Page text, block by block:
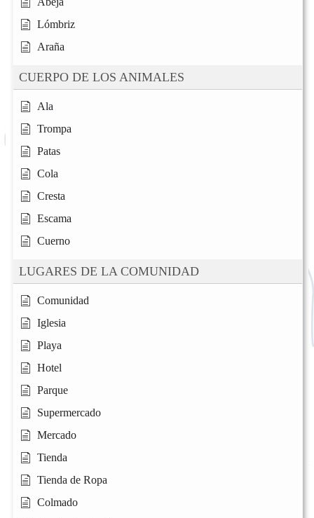
Lómbriz
Araña
CUERPO DE LOS ANIMALES
Ala
Trompa
Patas
Cola
Cresta
Escama
Cuerno
LUGARES DE LA COMUNIDAD
Comunidad
Iglesia
Playa
Hotel
Parque
Supermercado
Mercado
Tienda
Tienda de Ropa
Colmado